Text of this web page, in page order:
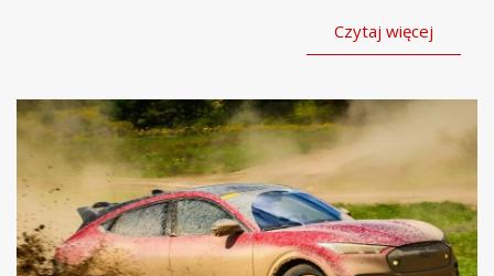
Czytaj więcej